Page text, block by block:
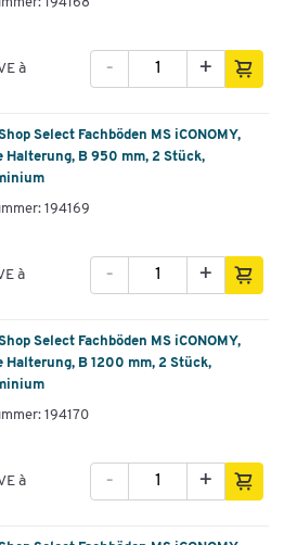
à
+
-
Select Fachböden MS iCONOMY,
Halterung, B 950 mm, 2 Stück,
194169
à
+
-
Select Fachböden MS iCONOMY,
Halterung, B 1200 mm, 2 Stück,
194170
à
+
-